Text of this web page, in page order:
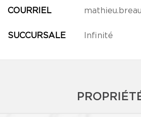
COURRIEL
SUCCURSALE Infinité